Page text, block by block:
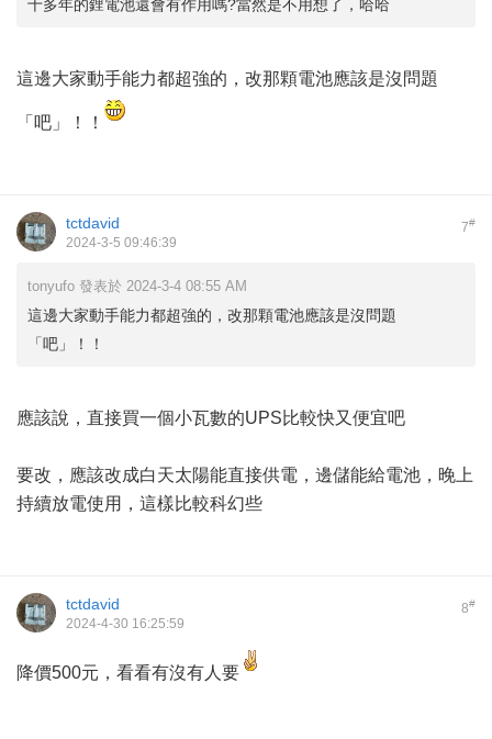
十多年的鋰電池還會有作用嗎?當然是不用想了，哈哈
這邊大家動手能力都超強的，改那顆電池應該是沒問題
「吧」！！
7#
tctdavid
2024-3-5 09:46:39
tonyufo 發表於 2024-3-4 08:55 AM
這邊大家動手能力都超強的，改那顆電池應該是沒問題
「吧」！！
應該說，直接買一個小瓦數的UPS比較快又便宜吧
要改，應該改成白天太陽能直接供電，邊儲能給電池，晚上
持續放電使用，這樣比較科幻些
8#
tctdavid
2024-4-30 16:25:59
降價500元，看看有沒有人要